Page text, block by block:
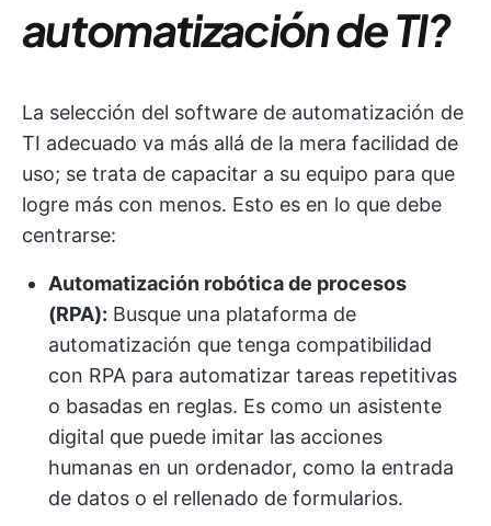
automatización de TI?
La selección del software de automatización de
TI adecuado va más allá de la mera facilidad de
uso; se trata de capacitar a su equipo para que
logre más con menos. Esto es en lo que debe
centrarse:
Automatización robótica de procesos
(RPA): Busque una plataforma de
automatización que tenga compatibilidad
con RPA para automatizar tareas repetitivas
o basadas en reglas. Es como un asistente
digital que puede imitar las acciones
humanas en un ordenador, como la entrada
de datos o el rellenado de formularios.